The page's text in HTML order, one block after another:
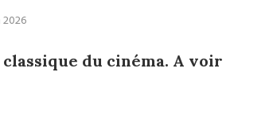
2026
du cinéma. A voir